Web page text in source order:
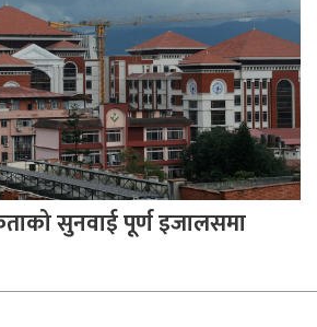
सुनवाई पूर्ण इजालसमा